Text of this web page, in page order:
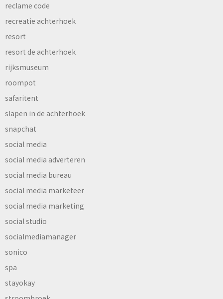
reclame code
recreatie achterhoek
resort
resort de achterhoek
rijksmuseum
roompot
safaritent
slapen in de achterhoek
snapchat
social media
social media adverteren
social media bureau
social media marketeer
social media marketing
social studio
socialmediamanager
sonico
spa
stayokay